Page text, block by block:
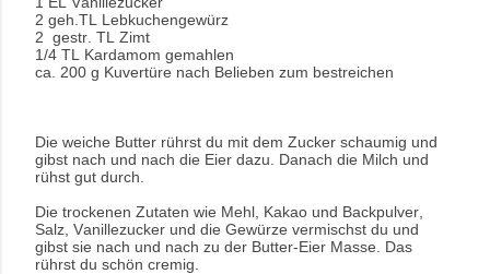
2 geh.TL Lebkuchengewürz
2 gestr. TL Zimt
1/4 TL Kardamom gemahlen
ca. 200 g Kuvertüre nach Belieben zum bestreichen
Die weiche Butter rührst du mit dem Zucker schaumig und
gibst nach und nach die Eier dazu. Danach die Milch und
rühst gut durch.
Die trockenen Zutaten wie Mehl, Kakao und Backpulver,
Salz, Vanillezucker und die Gewürze vermischst du und
gibst sie nach und nach zu der Butter-Eier Masse. Das
rührst du schön cremig.